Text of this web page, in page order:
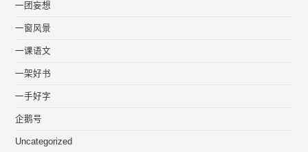
一团妄想
一窗风景
一课语文
一架好书
一手好字
企鹅号
Uncategorized